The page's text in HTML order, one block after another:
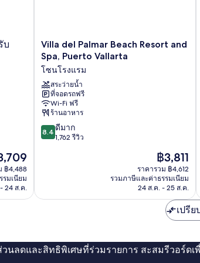
บ
า
บัน
฿4,488
มเนียม
24 ส.ค.
Villa
del
Palmar
Beach
Resort
and
Spa,
Puerto
Vallarta
โซน
Villa del Palmar Beach Resort and
Spa, Puerto Vallarta
โซนโรงแรม
สระว่ายน้ำ
ที่จอดรถฟรี
Wi-Fi ฟรี
ร้านอาหาร
8.4
จาก
8.4 ดีมาก
1,762 รีวิว
ราคา
ปัจจุบัน
คือ
฿3,811
฿3,811
ราคารวม ฿4,612
รวมภาษีและค่าธรรมเนียม
24 ส.ค. - 25 ส.ค.
เปรี
วนลดและสิทธิพิเศษที่ร่วมรายการ สะสมรีวอร์ดเ